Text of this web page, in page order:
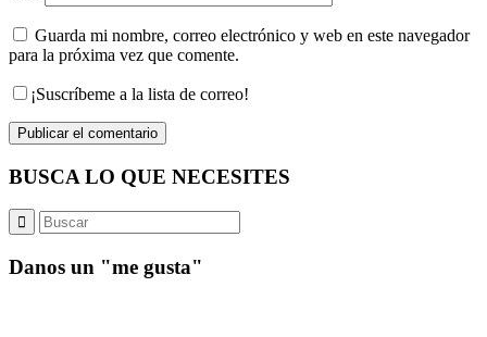
Guarda mi nombre, correo electrónico y web en este navegador
para la próxima vez que comente.
¡Suscríbeme a la lista de correo!
BUSCA LO QUE NECESITES
Danos un "me gusta"